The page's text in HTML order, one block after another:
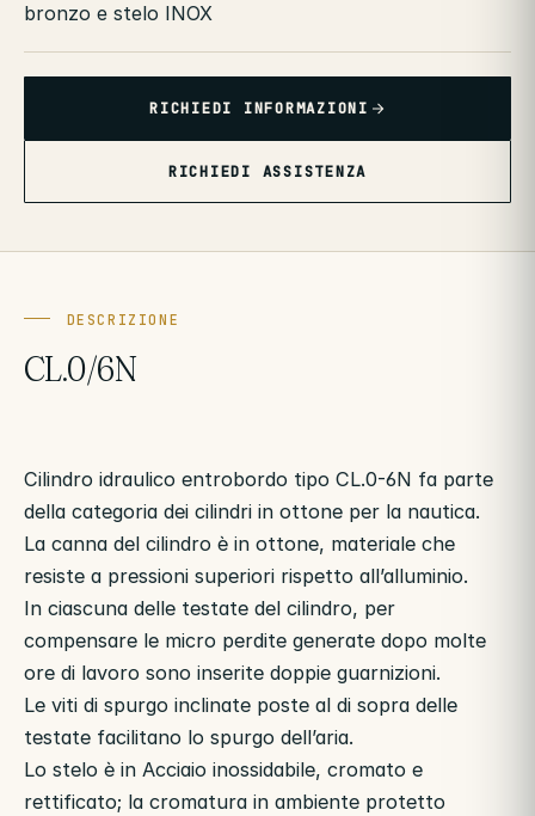
bronzo e stelo INOX
RICHIEDI INFORMAZIONI
RICHIEDI ASSISTENZA
DESCRIZIONE
CL.0/6N
Cilindro idraulico entrobordo tipo CL.0-6N fa parte
della categoria dei cilindri in ottone per la nautica.
La canna del cilindro è in ottone, materiale che
resiste a pressioni superiori rispetto all’alluminio.
In ciascuna delle testate del cilindro, per
compensare le micro perdite generate dopo molte
ore di lavoro sono inserite doppie guarnizioni.
Le viti di spurgo inclinate poste al di sopra delle
testate facilitano lo spurgo dell’aria.
Lo stelo è in Acciaio inossidabile, cromato e
rettificato; la cromatura in ambiente protetto